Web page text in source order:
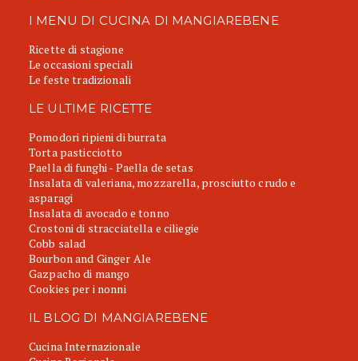
I MENU DI CUCINA DI MANGIAREBENE
Ricette di stagione
Le occasioni speciali
Le feste tradizionali
LE ULTIME RICETTE
Pomodori ripieni di burrata
Torta pasticciotto
Paella di funghi - Paella de setas
Insalata di valeriana, mozzarella, prosciutto crudo e
asparagi
Insalata di avocado e tonno
Crostoni di stracciatella e ciliegie
Cobb salad
Bourbon and Ginger Ale
Gazpacho di mango
Cookies per i nonni
IL BLOG DI MANGIAREBENE
Cucina Internazionale